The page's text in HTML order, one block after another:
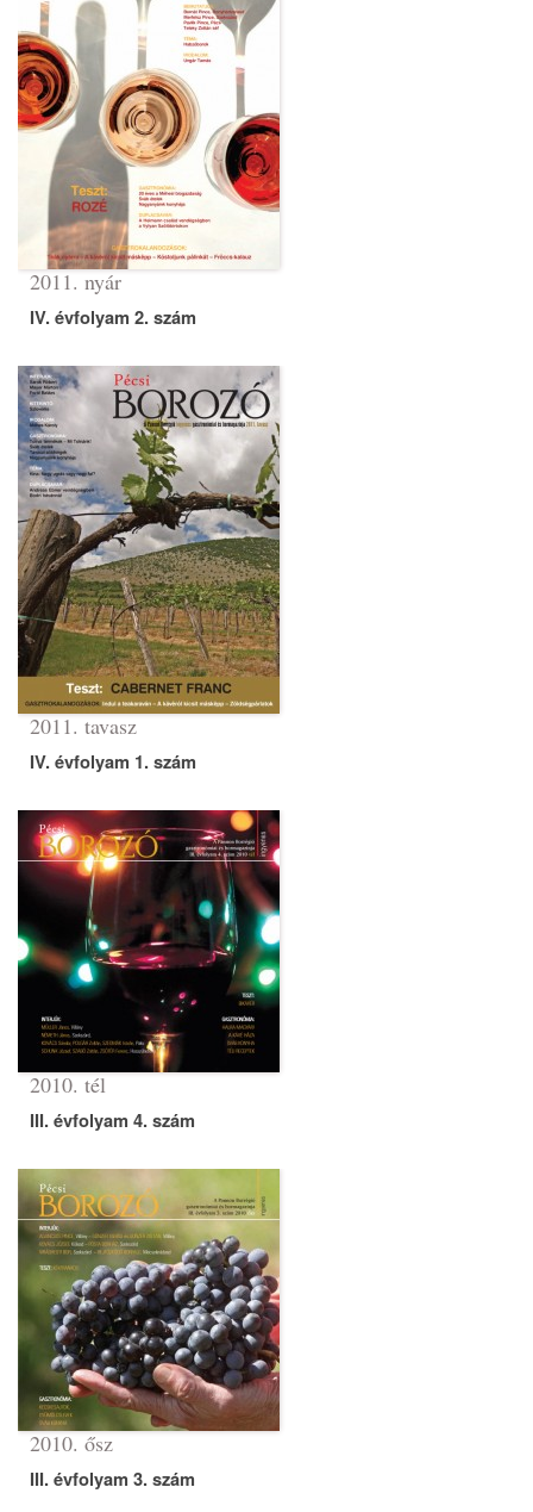
2011. nyár
IV. évfolyam 2. szám
2011. tavasz
IV. évfolyam 1. szám
2010. tél
III. évfolyam 4. szám
2010. ősz
III. évfolyam 3. szám